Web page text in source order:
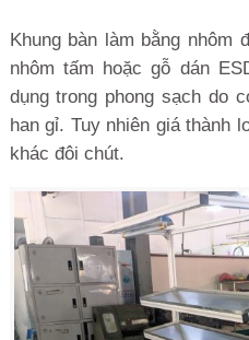
Khung bàn làm bằng nhôm
nhôm tấm hoặc gỗ dán
dụng trong phong sạch do
han gỉ. Tuy nhiên giá thành
khác đôi chút.